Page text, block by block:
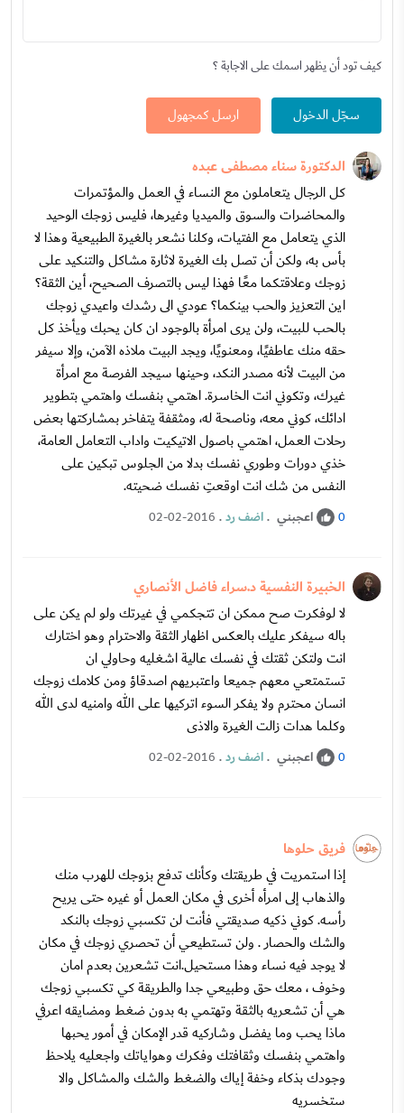
كيف تود أن يظهر اسمك على الاجابة ؟
سجّل الدخول ارسل كمجهول
الدكتورة سناء مصطفى عبده
كل الرجال يتعاملون مع النساء في العمل والمؤتمرات
والمحاضرات والسوق والميديا وغيرها، فليس زوجك الوحيد
الذي يتعامل مع الفتيات، وكلنا نشعر بالغيرة الطبيعية وهذا لا
بأس به، ولكن أن تصل بك الغيرة لاثارة مشاكل والتنكيد على
زوجك وعلاقتكما معًا فهذا ليس بالتصرف الصحيح، أين الثقة؟
اين التعزيز والحب بينكما؟ عودي الى رشدك واعيدي زوجك
بالحب للبيت، ولن يرى امرأة بالوجود ان كان يحبك ويأخذ كل
حقه منك عاطفيًا، ومعنويًا، ويجد البيت ملاذه الآمن، وإلا سيفر
من البيت لأنه مصدر النكد، وحينها سيجد الفرصة مع امرأة
غيرك، وتكوني انت الخاسرة. اهتمي بنفسك واهتمي بتطوير
ادائك، كوني معه، وناصحة له، ومثقفة يتفاخر بمشاركتها بعض
رحلات العمل، اهتمي باصول الاتيكيت واداب التعامل العامة،
خذي دورات وطوري نفسك بدلا من الجلوس تبكين على
النفس من شك انت اوقعتِ نفسك ضحيته.
0 اعجبني .اضف رد.
02-02-2016
الخبيرة النفسية د.سراء فاضل الأنصاري
لا لوفكرت صح ممكن ان تتجكمي في غيرتك ولو لم يكن على
باله سيفكر عليك بالعكس اظهار الثقة والاحترام وهو اختارك
انت ولتكن ثقتك في نفسك عالية اشغليه وحاولي ان
تستمتعي معهم جميعا واعتبريهم اصدقاؤ ومن كلامك زوجك
انسان محترم ولا يفكر السوء اتركيها على الله وامنيه لدى الله
وكلما هدات زالت الغيرة والاذى
0 اعجبني .اضف رد.
02-02-2016
فريق حلوها
إذا استمريت في طريقتك وكأنك تدفع بزوجك للهرب منك
والذهاب إلى امرأه أخرى في مكان العمل أو غيره حتى يريح
رأسه. كوني ذكيه صديقتي فأنت لن تكسبي زوجك بالنكد
والشك والحصار . ولن تستطيعي أن تحصري زوجك في مكان
لا يوجد فيه نساء وهذا مستحيل.انت تشعرين بعدم امان
وخوف ، معك حق وطبيعي جدا والطريقة كي تكسبي زوجك
هي أن تشعريه بالثقة وتهتمي به بدون ضغط ومضايقه اعرفي
ماذا يحب وما يفضل وشاركيه قدر الإمكان في أمور يحبها
واهتمي بنفسك وثقافتك وفكرك وهواياتك واجعليه يلاحظ
وجودك بذكاء وخفة إياك والضغط والشك والمشاكل والا
ستخسريه